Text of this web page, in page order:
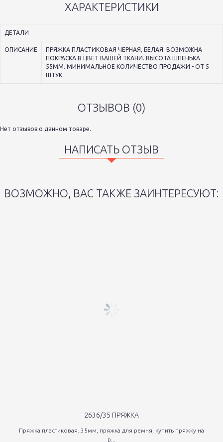
ХАРАКТЕРИСТИКИ
ДЕТАЛИ
ОПИСАНИЕ
ПРЯЖКА ПЛАСТИКОВАЯ ЧЕРНАЯ, БЕЛАЯ. ВОЗМОЖНА
ПОКРАСКА В ЦВЕТ ВАШЕЙ ТКАНИ. ВЫСОТА ШПЕНЬКА
55ММ. МИНИМАЛЬНОЕ КОЛИЧЕСТВО ПРОДАЖИ - ОТ 5
ШТУК
ОТЗЫВОВ (0)
Нет отзывов о данном товаре.
НАПИСАТЬ ОТЗЫВ
ВОЗМОЖНО, ВАС ТАКЖЕ ЗАИНТЕРЕСУЮТ:
2636/35 ПРЯЖКА
Пряжка пластиковая. 35мм, пряжка для ремня, купить пряжку на
р...